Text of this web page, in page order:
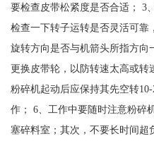
要检查皮带松紧度是否合适； 3
检查一下转子运转是否灵活可靠
旋转方向是否与机箭头所指方向
更换皮带轮，以防转速太高或转
粉碎机起动后应保持其先空转
作； 6、工作中要随时注意粉碎
塞碎料室；其次，不要长时间超